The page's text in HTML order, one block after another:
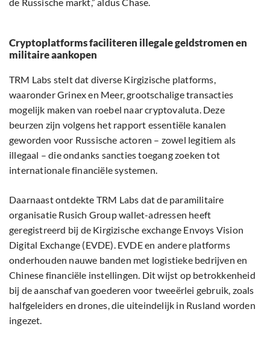
Cryptoplatforms faciliteren illegale geldstromen en
militaire aankopen
TRM Labs stelt dat diverse Kirgizische platforms,
waaronder Grinex en Meer, grootschalige transacties
mogelijk maken van roebel naar cryptovaluta. Deze
beurzen zijn volgens het rapport essentiële kanalen
geworden voor Russische actoren – zowel legitiem als
illegaal – die ondanks sancties toegang zoeken tot
internationale financiële systemen.
Daarnaast ontdekte TRM Labs dat de paramilitaire
organisatie Rusich Group wallet-adressen heeft
geregistreerd bij de Kirgizische exchange Envoys Vision
Digital Exchange (EVDE). EVDE en andere platforms
onderhouden nauwe banden met logistieke bedrijven en
Chinese financiële instellingen. Dit wijst op betrokkenheid
bij de aanschaf van goederen voor tweeërlei gebruik, zoals
halfgeleiders en drones, die uiteindelijk in Rusland worden
ingezet.